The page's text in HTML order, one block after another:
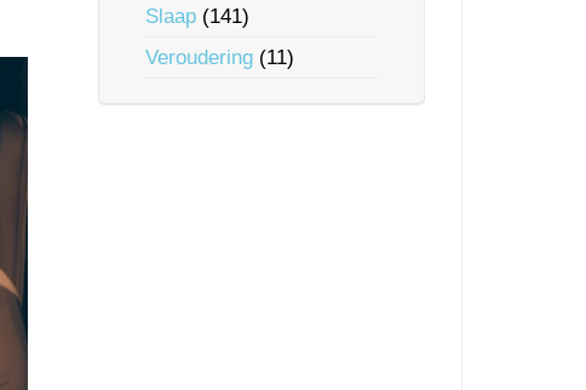
Slaap (141)
Veroudering (11)